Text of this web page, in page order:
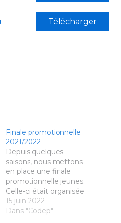
Télécharger
Finale promotionnelle
2021/2022
Depuis quelques
saisons, nous mettons
en place une finale
promotionnelle jeunes.
Celle-ci était organisée
pour les joueurs ayant
remporté ou étant
15 juin 2022
Dans "Codep"